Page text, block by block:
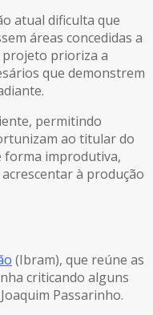
atual dificulta que
áreas concedidas a
projeto prioriza a
que demonstrem
permitindo
ao titular do
forma improdutiva,
à produção
(Ibram), que reúne as
criticando alguns
Passarinho.